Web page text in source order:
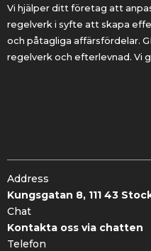
Vi hjälper ditt företag att
regelverk i syfte att skapa
och påtagliga affärsfördelar.
regelverk och efterlevnad. Vi
Address
Kungsgatan 8, 111 43
Chat
Kontakta oss via chatten
Telefon